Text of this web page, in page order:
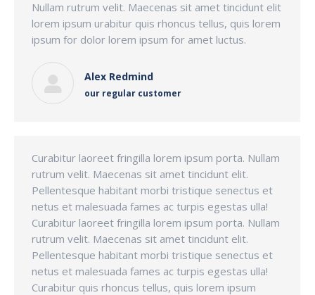
Nullam rutrum velit. Maecenas sit amet tincidunt elit
lorem ipsum urabitur quis rhoncus tellus, quis lorem
ipsum for dolor lorem ipsum for amet luctus.
Alex Redmind
our regular customer
Curabitur laoreet fringilla lorem ipsum porta. Nullam
rutrum velit. Maecenas sit amet tincidunt elit.
Pellentesque habitant morbi tristique senectus et
netus et malesuada fames ac turpis egestas ulla!
Curabitur laoreet fringilla lorem ipsum porta. Nullam
rutrum velit. Maecenas sit amet tincidunt elit.
Pellentesque habitant morbi tristique senectus et
netus et malesuada fames ac turpis egestas ulla!
Curabitur quis rhoncus tellus, quis lorem ipsum